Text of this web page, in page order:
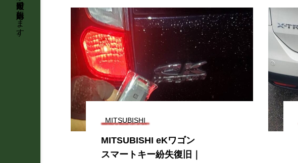
MITSUBISHI
MITSUBISHI eKワゴン
スマートキー紛失復旧｜